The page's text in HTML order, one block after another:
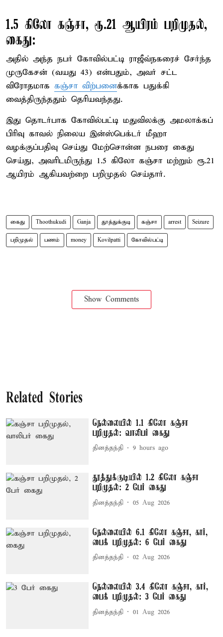
1.5 கிலோ கஞ்சா, ரூ.21 ஆயிரம் பறிமுதல்,
கைது:
அதில் அந்த நபர் கோவில்பட்டி ராஜீவ்நகரைச் சேர்ந்த
முருகேசன் (வயது 43) என்பதும், அவர் சட்ட
விரோதமாக கஞ்சா விற்பனைக்காக பதுக்கி
வைத்திருந்ததும் தெரியவந்தது.
இது தொடர்பாக கோவில்பட்டி மதுவிலக்கு அமலாக்கப்
பிரிவு காவல் நிலைய இன்ஸ்பெக்டர் மீஹா
வழக்குப்பதிவு செய்து மேற்சொன்ன நபரை கைது
செய்து, அவரிடமிருந்து 1.5 கிலோ கஞ்சா மற்றும் ரூ.21
ஆயிரம் ஆகியவற்றை பறிமுதல் செய்தார்.
கைது Thoothukudi Ganja தூத்துக்குடி கஞ்சா arrest Seizure
பறிமுதல் பணம் money Kovilpatti கோவில்பட்டி
Show Comments
Related Stories
நெல்லையில் 1.1 கிலோ கஞ்சா
பறிமுதல்: வாலிபர் கைது
தினத்தந்தி 9 hours ago
தூத்துக்குடியில் 1.2 கிலோ கஞ்சா
பறிமுதல்: 2 பேர் கைது
தினத்தந்தி 05 Aug 2026
நெல்லையில் 6.1 கிலோ கஞ்சா, கார்,
பைக் பறிமுதல்: 6 பேர் கைது
தினத்தந்தி 02 Aug 2026
நெல்லையில் 3.4 கிலோ கஞ்சா, கார்,
பைக் பறிமுதல்: 3 பேர் கைது
தினத்தந்தி 01 Aug 2026